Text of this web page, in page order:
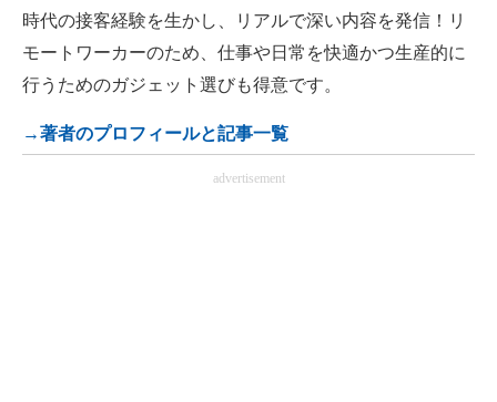
時代の接客経験を生かし、リアルで深い内容を発信！リ
モートワーカーのため、仕事や日常を快適かつ生産的に
行うためのガジェット選びも得意です。
→著者のプロフィールと記事一覧
advertisement